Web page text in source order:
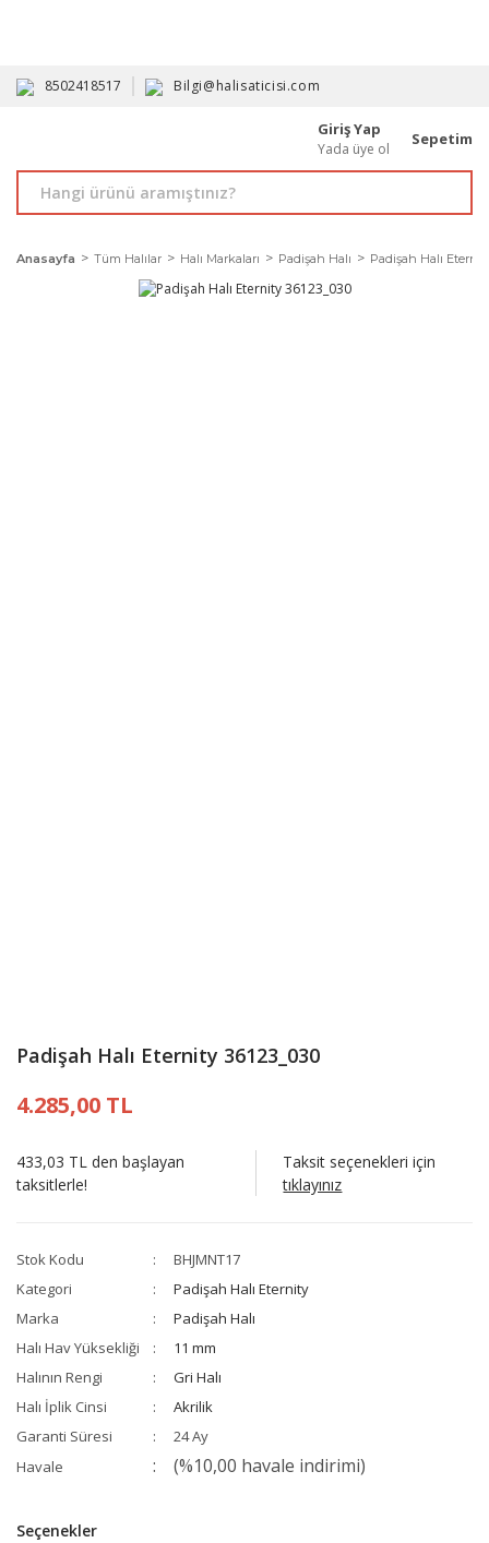
8502418517 Bilgi@halisaticisi.com
Giriş Yap
Yada üye ol
Sepetim
Anasayfa Tüm Halılar Halı Markaları Padişah Halı Padişah Halı
Padişah Halı Eternity 36123_030
4.285,00 TL
433,03 TL den başlayan
taksitlerle!
Taksit seçenekleri için
tıklayınız
Stok Kodu
BHJMNT17
Kategori
Padişah Halı Eternity
Marka
Padişah Halı
Halı Hav Yüksekliği
11 mm
Halının Rengi
Gri Halı
Halı İplik Cinsi
Akrilik
Garanti Süresi
24 Ay
Havale
(%10,00 havale indirimi)
Seçenekler